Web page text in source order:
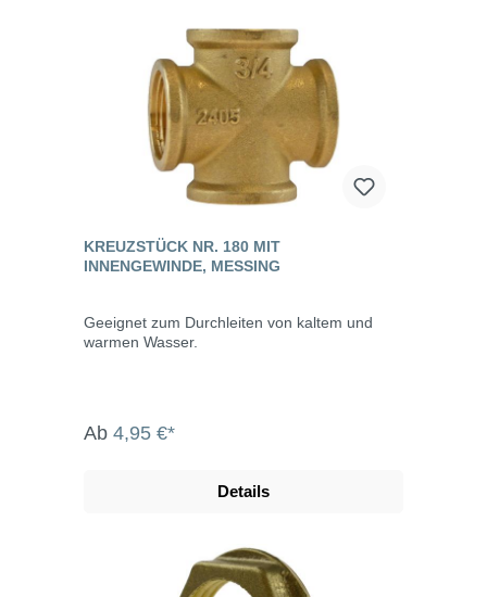
KREUZSTÜCK NR. 180 MIT
INNENGEWINDE, MESSING
Geeignet zum Durchleiten von kaltem und
warmen Wasser.
Ab 4,95 €*
Details